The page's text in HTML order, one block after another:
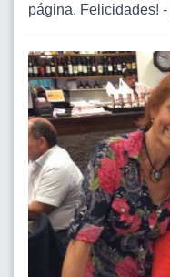
página. Felicidades! -